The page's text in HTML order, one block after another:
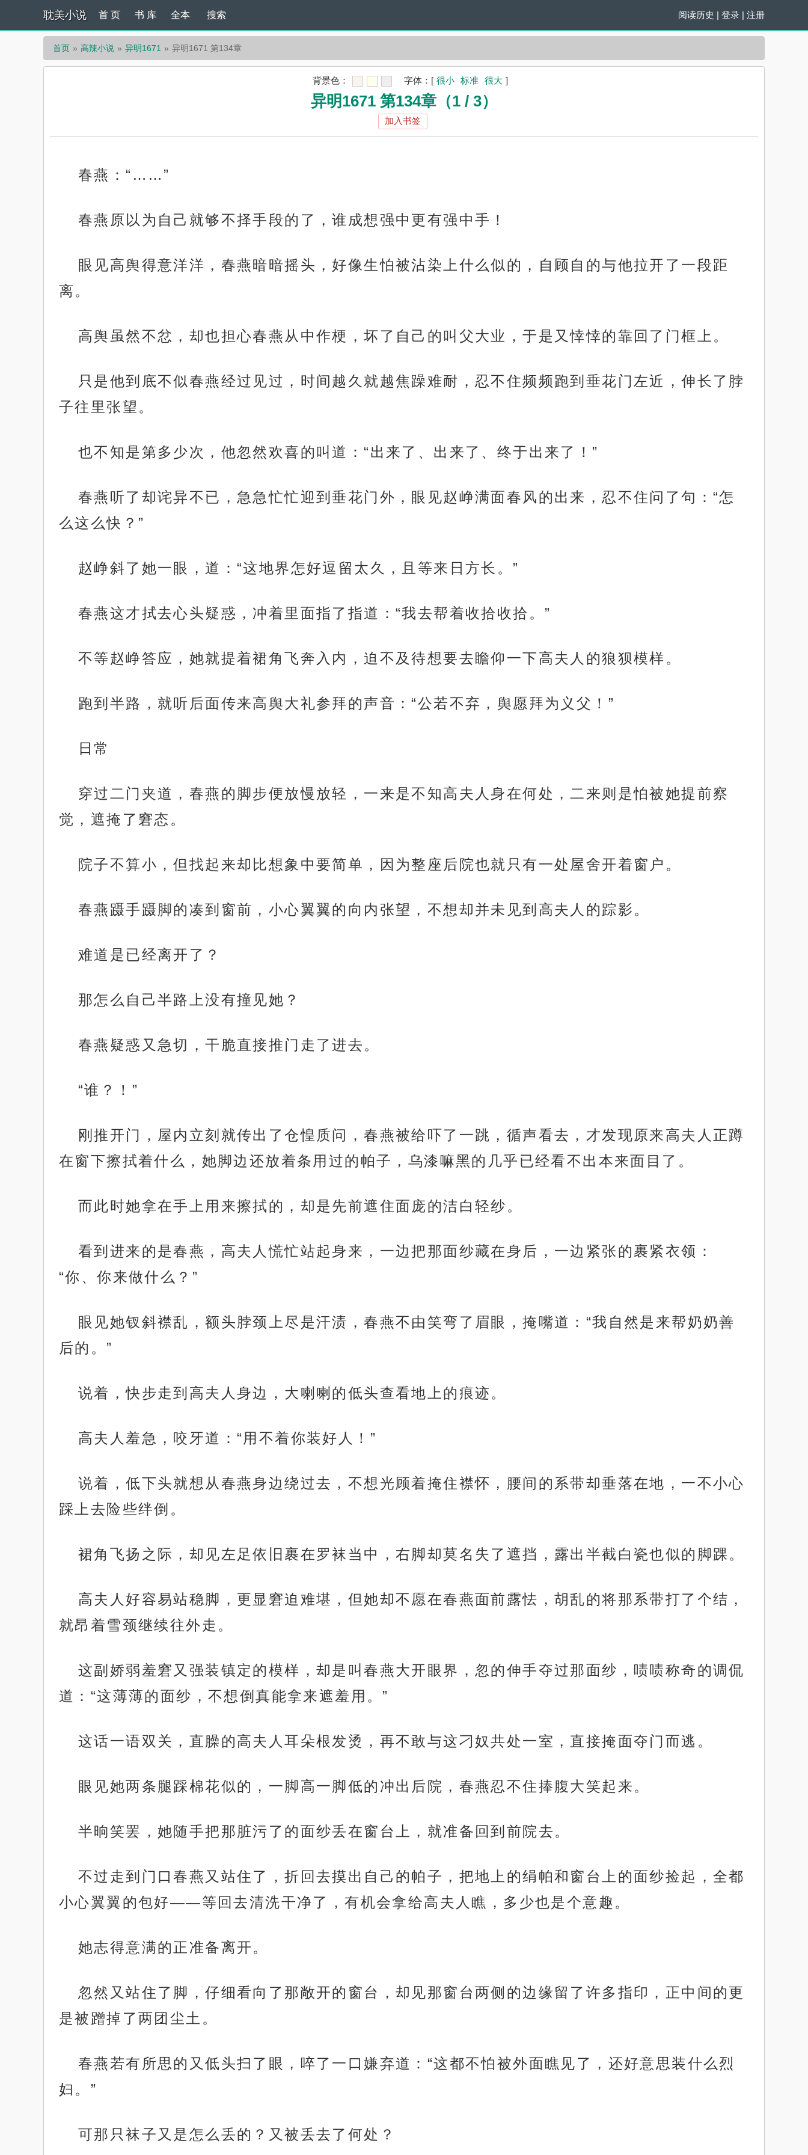
耽美小说 阅读历史 | 登录 | 注册
首 页 书 库 全本 搜索
首页 高辣小说 异明1671 异明1671 第134章
背景色： 字体： [ 很小 标准 很大 ]
异明1671 第134章（1 / 3）
加入书签
春燕：“……”
春燕原以为自己就够不择手段的了，谁成想强中更有强中手！
眼见高舆得意洋洋，春燕暗暗摇头，好像生怕被沾染上什么似的，自顾自的与他拉开了一段距
离。
高舆虽然不忿，却也担心春燕从中作梗，坏了自己的叫父大业，于是又悻悻的靠回了门框上。
只是他到底不似春燕经过见过，时间越久就越焦躁难耐，忍不住频频跑到垂花门左近，伸长了脖
子往里张望。
也不知是第多少次，他忽然欢喜的叫道：“出来了、出来了、终于出来了！”
春燕听了却诧异不已，急急忙忙迎到垂花门外，眼见赵峥满面春风的出来，忍不住问了句：“怎
么这么快？”
赵峥斜了她一眼，道：“这地界怎好逗留太久，且等来日方长。”
春燕这才拭去心头疑惑，冲着里面指了指道：“我去帮着收拾收拾。”
不等赵峥答应，她就提着裙角飞奔入内，迫不及待想要去瞻仰一下高夫人的狼狈模样。
跑到半路，就听后面传来高舆大礼参拜的声音：“公若不弃，舆愿拜为义父！”
日常
穿过二门夹道，春燕的脚步便放慢放轻，一来是不知高夫人身在何处，二来则是怕被她提前察
觉，遮掩了窘态。
院子不算小，但找起来却比想象中要简单，因为整座后院也就只有一处屋舍开着窗户。
春燕蹑手蹑脚的凑到窗前，小心翼翼的向内张望，不想却并未见到高夫人的踪影。
难道是已经离开了？
那怎么自己半路上没有撞见她？
春燕疑惑又急切，干脆直接推门走了进去。
“谁？！”
刚推开门，屋内立刻就传出了仓惶质问，春燕被给吓了一跳，循声看去，才发现原来高夫人正蹲
在窗下擦拭着什么，她脚边还放着条用过的帕子，乌漆嘛黑的几乎已经看不出本来面目了。
而此时她拿在手上用来擦拭的，却是先前遮住面庞的洁白轻纱。
看到进来的是春燕，高夫人慌忙站起身来，一边把那面纱藏在身后，一边紧张的裹紧衣领：
“你、你来做什么？”
眼见她钗斜襟乱，额头脖颈上尽是汗渍，春燕不由笑弯了眉眼，掩嘴道：“我自然是来帮奶奶善
后的。”
说着，快步走到高夫人身边，大喇喇的低头查看地上的痕迹。
高夫人羞急，咬牙道：“用不着你装好人！”
说着，低下头就想从春燕身边绕过去，不想光顾着掩住襟怀，腰间的系带却垂落在地，一不小心
踩上去险些绊倒。
裙角飞扬之际，却见左足依旧裹在罗袜当中，右脚却莫名失了遮挡，露出半截白瓷也似的脚踝。
高夫人好容易站稳脚，更显窘迫难堪，但她却不愿在春燕面前露怯，胡乱的将那系带打了个结，
就昂着雪颈继续往外走。
这副娇弱羞窘又强装镇定的模样，却是叫春燕大开眼界，忽的伸手夺过那面纱，啧啧称奇的调侃
道：“这薄薄的面纱，不想倒真能拿来遮羞用。”
这话一语双关，直臊的高夫人耳朵根发烫，再不敢与这刁奴共处一室，直接掩面夺门而逃。
眼见她两条腿踩棉花似的，一脚高一脚低的冲出后院，春燕忍不住捧腹大笑起来。
半晌笑罢，她随手把那脏污了的面纱丢在窗台上，就准备回到前院去。
不过走到门口春燕又站住了，折回去摸出自己的帕子，把地上的绢帕和窗台上的面纱捡起，全都
小心翼翼的包好——等回去清洗干净了，有机会拿给高夫人瞧，多少也是个意趣。
她志得意满的正准备离开。
忽然又站住了脚，仔细看向了那敞开的窗台，却见那窗台两侧的边缘留了许多指印，正中间的更
是被蹭掉了两团尘土。
春燕若有所思的又低头扫了眼，啐了一口嫌弃道：“这都不怕被外面瞧见了，还好意思装什么烈
妇。”
可那只袜子又是怎么丢的？又被丢去了何处？